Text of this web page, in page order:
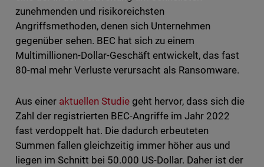
zunehmenden und risikoreichsten
Angriffsmethoden, denen sich Unternehmen
gegenüber sehen. BEC hat sich zu einem
Multimillionen-Dollar-Geschäft entwickelt, das fast
80-mal mehr Verluste verursacht als Ransomware.
Aus einer aktuellen Studiegeht hervor, dass sich die
Zahl der registrierten BEC-Angriffe im Jahr 2022
fast verdoppelt hat. Die dadurch erbeuteten
Summen fallen gleichzeitig immer höher aus und
liegen im Schnitt bei 50.000 US-Dollar. Daher ist der